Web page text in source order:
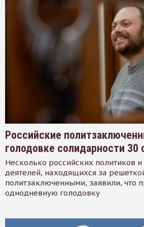
Российские
голодовке солидарности 30
Несколько российских политиков
деятелей, находящихся за
политзаключенными, заявили, что
однодневную голодовку